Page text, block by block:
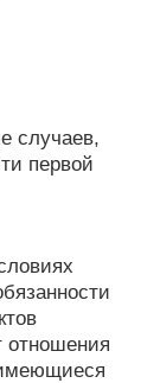
случаев,
первой
отношения